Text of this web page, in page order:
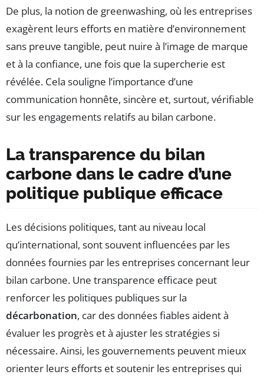
De plus, la notion de greenwashing, où les entreprises
exagèrent leurs efforts en matière d’environnement
sans preuve tangible, peut nuire à l’image de marque
et à la confiance, une fois que la supercherie est
révélée. Cela souligne l’importance d’une
communication honnête, sincère et, surtout, vérifiable
sur les engagements relatifs au bilan carbone.
La transparence du bilan
carbone dans le cadre d’une
politique publique efficace
Les décisions politiques, tant au niveau local
qu’international, sont souvent influencées par les
données fournies par les entreprises concernant leur
bilan carbone. Une transparence efficace peut
renforcer les politiques publiques sur la
décarbonation, car des données fiables aident à
évaluer les progrès et à ajuster les stratégies si
nécessaire. Ainsi, les gouvernements peuvent mieux
orienter leurs efforts et soutenir les entreprises qui